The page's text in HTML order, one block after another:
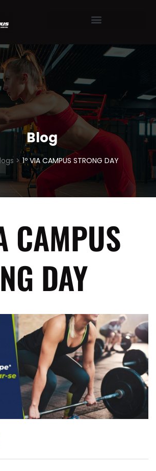
Blog
> 1º VIA CAMPUS STRONG DAY
CAMPUS
DAY